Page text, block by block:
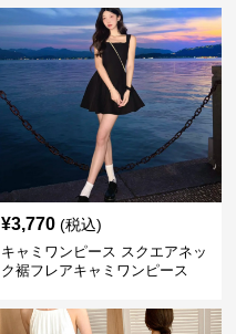
¥3,770 (税込)
キャミワンピース スクエアネッ
ク裾フレアキャミワンピース